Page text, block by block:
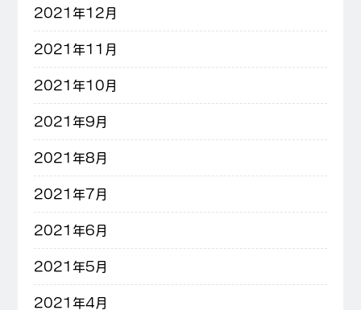
2021年12月
2021年11月
2021年10月
2021年9月
2021年8月
2021年7月
2021年6月
2021年5月
2021年4月